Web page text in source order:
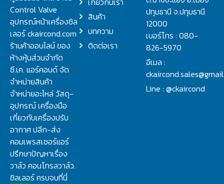
Control Valve
อุปกรณ์หน้าเครื่องชิล
เลอร์ ckaircond.com
ร้านค้าออนไลน์ ของ
ห้างหุ้นส่วนจำกัด
ซี.เค. แอร์คอนด์ จัด
จำหน่ายสินค้า
จำหน่ายอะไหล่ วัสดุ-
อุปกรณ์ เครื่องมือ
เกี่ยวกับเครื่องปรับ
อากาศ ปลีก-ส่ง
คอมเพรสเซอร์แอร์
ปรึกษาปัญหาเรื่อง
วาล์ว คอนโทรลวาล์ว.
ชิลเลอร์ ครบจบที่นี่
สินค้า
บทความ
ติดต่อเรา
ปทุมธานี จ.ปทุมธานี
12000
เบอร์โทร : 080-
826-5970
อีเมล :
Line : @ckaircond